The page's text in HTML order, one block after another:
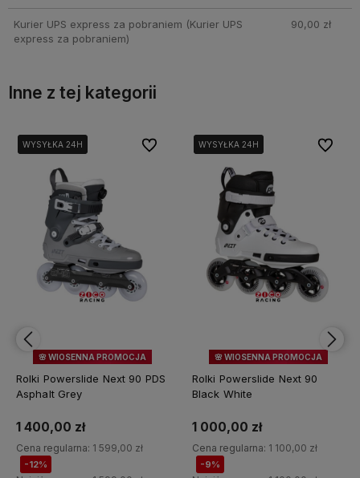
Kurier UPS express za pobraniem (Kurier UPS
express za pobraniem)
90,00 zł
Inne z tej kategorii
🌸 WIOSENNA PROMOCJA
WYSYŁKA 24H
WYSYŁKA 24H
Rolki Powerslide Next 90 PDS
Asphalt Grey
1 400,00 zł
Cena regularna: 1 599,00 zł
-12%
Do ulubionych
Do ulubionych
🌸 WIOSENNA PROMOCJA
WYSYŁKA 24H
WYSYŁKA 24H
Rolki Powerslide Next 90
Black White
1 000,00 zł
Cena regularna: 1 100,00 zł
-9%
Do
Do